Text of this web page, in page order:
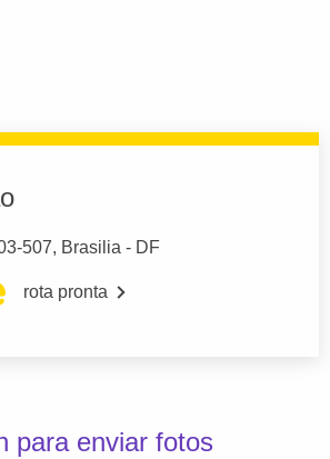
507, Brasilia - DF
rota pronta
para enviar fotos